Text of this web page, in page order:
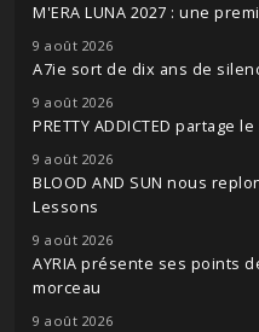
M'ERA LUNA 2027 : une
9 août 2026
A7ie sort de dix ans de
9 août 2026
PRETTY ADDICTED partage
9 août 2026
BLOOD AND SUN nous
Lessons
9 août 2026
AYRIA présente ses points
morceau
9 août 2026